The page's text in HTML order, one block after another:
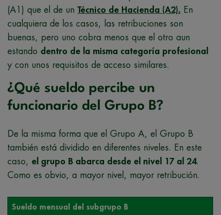
(A1) que el de un Técnico de Hacienda (A2). En
cualquiera de los casos, las retribuciones son
buenas, pero uno cobra menos que el otro aun
estando dentro de la misma categoría profesional
y con unos requisitos de acceso similares.
¿Qué sueldo percibe un
funcionario del Grupo B?
De la misma forma que el Grupo A, el Grupo B
también está dividido en diferentes niveles. En este
caso, el grupo B abarca desde el nivel 17 al 24.
Como es obvio, a mayor nivel, mayor retribución.
Sueldo mensual del subgrupo B